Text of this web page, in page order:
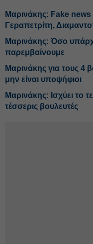
Μαρινάκης: Fake news
Γεραπετρίτη,
Μαρινάκης: Όσο
παρεμβαίνουμε
Μαρινάκης για τους 4
μην είναι υποψήφιοι
Μαρινάκης: Ισχύει το
τέσσερις βουλευτές